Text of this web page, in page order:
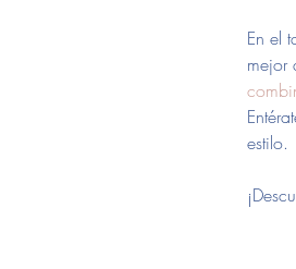
En el
mejor
estilo.